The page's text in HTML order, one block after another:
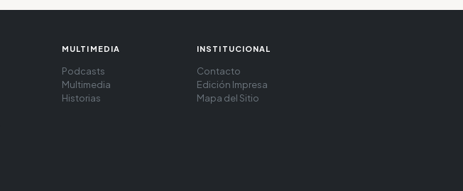
MULTIMEDIA
Podcasts
Multimedia
Historias
INSTITUCIONAL
Contacto
Edición Impresa
Mapa del Sitio